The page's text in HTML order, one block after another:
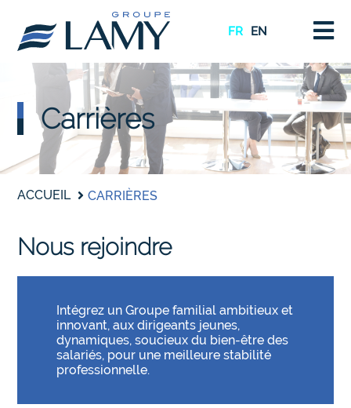
FR EN
Carrières
ACCUEIL CARRIÈRES
Nous rejoindre
Intégrez un Groupe familial ambitieux et
innovant, aux dirigeants jeunes,
dynamiques, soucieux du bien-être des
salariés, pour une meilleure stabilité
professionnelle.